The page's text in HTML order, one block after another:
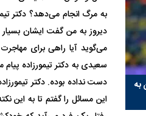
به مرگ انجام می‌دهد؟ دکتر
دیروز به من گفت ایشان بسیار
می‌گوید آیا راهی برای
سعیدی به دکتر تیمورزاده
دست نداده بوده. دکتر
این مسائل را گفتم تا به این
به
بازگشت اندونگ به استقلال
هافبک گابنی در آستانه انتخاب